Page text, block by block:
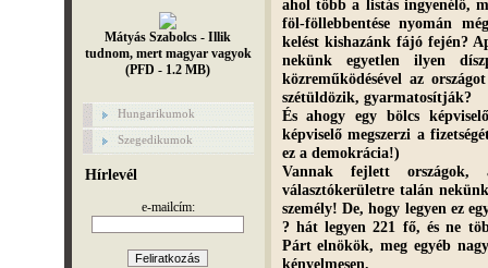
Mátyás Szabolcs - Illik
tudnom, mert magyar vagyok
(PFD - 1.2 MB)
Hungarikumok
Szegedikumok
Hírlevél
e-mailcím:
ahol több a listás ingyenélő,
föl-föllebbentése nyomán
kelést kishazánk fájó fején?
nekünk egyetlen ilyen
közreműködésével az
szétüldözik, gyarmatosítják?
És ahogy egy bölcs
képviselő megszerzi a
ez a demokrácia!)
Vannak fejlett
választókerületre talán
személy! De, hogy legyen ez
? hát legyen 221 fő, és ne
Párt elnökök, meg egyéb
kényelmesen.